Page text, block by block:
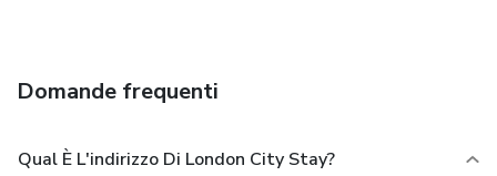
Domande frequenti
Qual È L'indirizzo Di London City Stay?